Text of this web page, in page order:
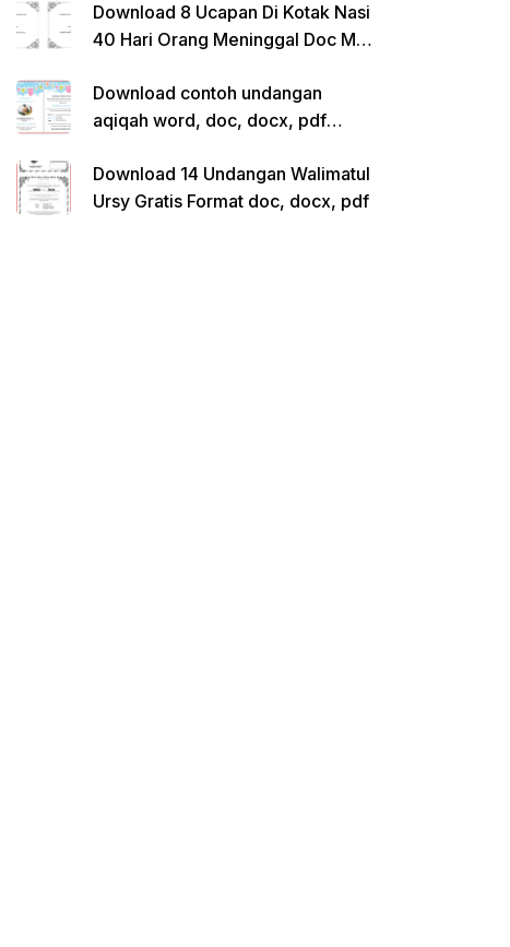
Download 8 Ucapan Di Kotak Nasi
40 Hari Orang Meninggal Doc Ms.
Download contoh undangan
aqiqah word, doc, docx, pdf
Download 14 Undangan Walimatul
Ursy Gratis Format doc, docx, pdf